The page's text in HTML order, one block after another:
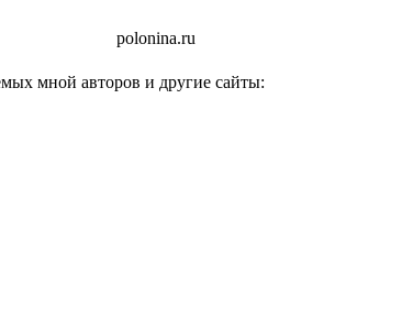
polonina.ru
мной авторов и другие сайты: